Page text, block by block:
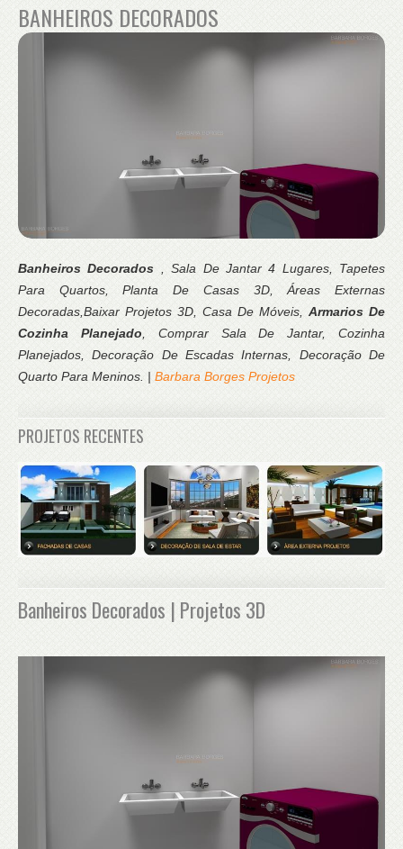
BANHEIROS DECORADOS
Banheiros Decorados , Sala De Jantar 4 Lugares, Tapetes
Para Quartos, Planta De Casas 3D, Áreas Externas
Decoradas,Baixar Projetos 3D, Casa De Móveis, Armarios De
Cozinha Planejado, Comprar Sala De Jantar, Cozinha
Planejados, Decoração De Escadas Internas, Decoração De
Quarto Para Meninos. | Barbara Borges Projetos
PROJETOS RECENTES
Banheiros Decorados | Projetos 3D